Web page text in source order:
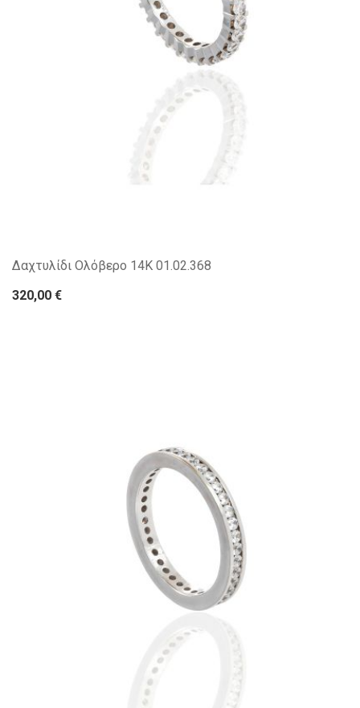
Δαχτυλίδι Ολόβερο 14Κ 01.02.368
320,00 €